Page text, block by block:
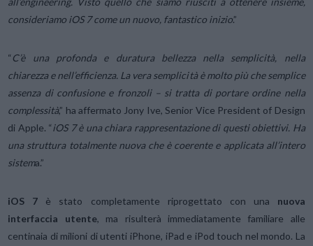
consideriamo iOS 7 come un nuovo, fantastico inizio.”
“ C’è una profonda e duratura bellezza nella semplicità, nella
chiarezza e nell’efficienza. La vera semplicità è molto più che semplice
assenza di confusione e fronzoli – si tratta di portare ordine nella
complessità,” ha affermato Jony Ive, Senior Vice President of Design
di Apple. “iOS 7 è una chiara rappresentazione di questi obiettivi. Ha
una struttura totalmente nuova che è coerente e applicata all’intero
sistema.”
iOS 7 è stato completamente riprogettato con una nuova
interfaccia utente, ma risulterà immediatamente familiare alle
centinaia di milioni di utenti iPhone, iPad e iPod touch nel mondo. La